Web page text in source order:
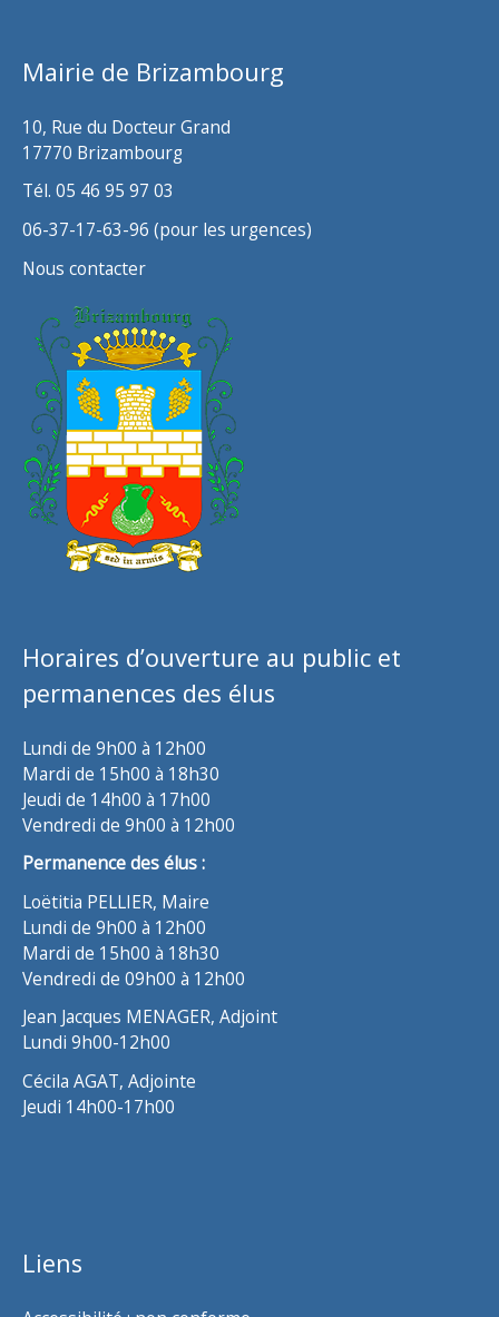
Mairie de Brizambourg
10, Rue du Docteur Grand
17770 Brizambourg
Tél. 05 46 95 97 03
06-37-17-63-96 (pour les urgences)
Nous contacter
Horaires d’ouverture au public et
permanences des élus
Lundi de 9h00 à 12h00
Mardi de 15h00 à 18h30
Jeudi de 14h00 à 17h00
Vendredi de 9h00 à 12h00
Permanence des élus :
Loëtitia PELLIER, Maire
Lundi de 9h00 à 12h00
Mardi de 15h00 à 18h30
Vendredi de 09h00 à 12h00
Jean Jacques MENAGER, Adjoint
Lundi 9h00-12h00
Cécila AGAT, Adjointe
Jeudi 14h00-17h00
Liens